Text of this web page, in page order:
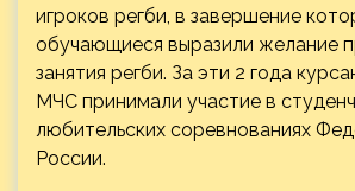
игроков регби, в завершение
обучающиеся выразили желание
занятия регби. За эти 2 года
МЧС принимали участие в
любительских соревнованиях
России.